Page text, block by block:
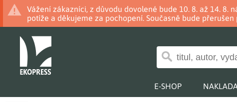
Vážení zákazníci, z důvodu dovolené bude 10. 8. až 14.
potíže a děkujeme za pochopení. Současně bude
E-SHOP